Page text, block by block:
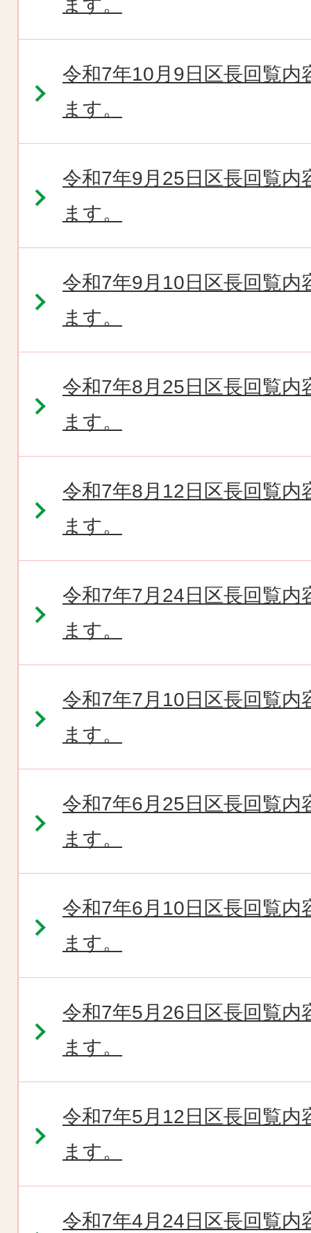
ます。
令和7年10月9日区長回覧
ます。
令和7年9月25日区長回覧
ます。
令和7年9月10日区長回覧
ます。
令和7年8月25日区長回覧
ます。
令和7年8月12日区長回覧
ます。
令和7年7月24日区長回覧
ます。
令和7年7月10日区長回覧
ます。
令和7年6月25日区長回覧
ます。
令和7年6月10日区長回覧
ます。
令和7年5月26日区長回覧
ます。
令和7年5月12日区長回覧
ます。
令和7年4月24日区長回覧